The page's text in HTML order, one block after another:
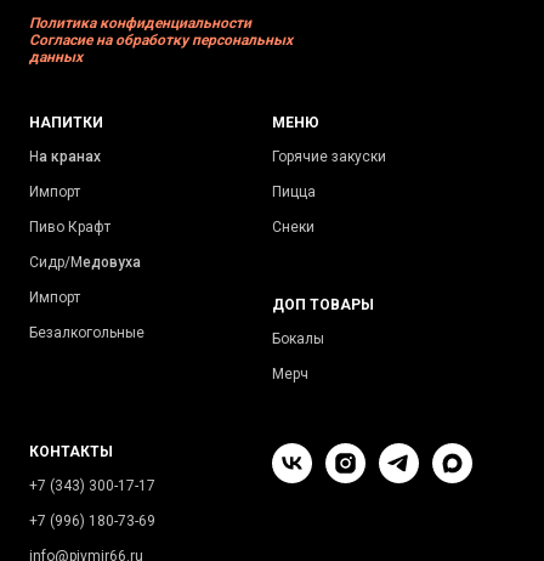
Политика конфиденциальности
Согласие на обработку персональных
данных
НАПИТКИ
На кранах
Импорт
Пиво Крафт
Сидр/Медовуха
Импорт
Безалкогольные
МЕНЮ
Горячие закуски
Пицца
Снеки
ДОП ТОВАРЫ
Бокалы
Мерч
КОНТАКТЫ
+7 (343) 300-17-17
+7 (996) 180-73-69
info@pivmir66.ru